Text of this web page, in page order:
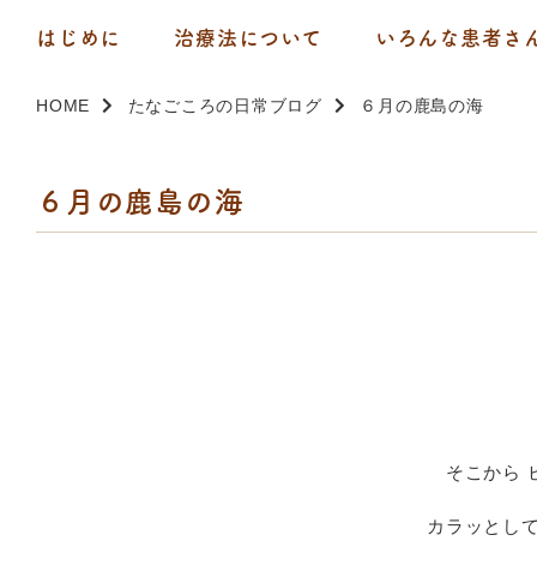
はじめに 治療法について いろんな患者さ
HOME たなごころの日常ブログ ６月の鹿島の海
６月の鹿島の海
そこから
カラッとし